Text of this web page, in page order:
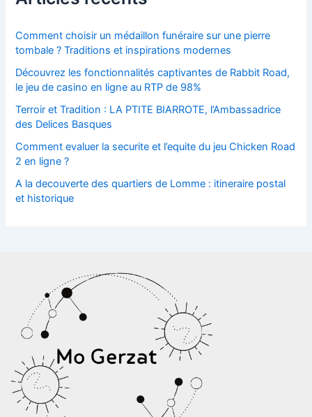
Comment choisir un médaillon funéraire sur une pierre
tombale ? Traditions et inspirations modernes
Découvrez les fonctionnalités captivantes de Rabbit Road,
le jeu de casino en ligne au RTP de 98%
Terroir et Tradition : LA PTITE BIARROTE, l’Ambassadrice
des Delices Basques
Comment evaluer la securite et l’equite du jeu Chicken Road
2 en ligne ?
A la decouverte des quartiers de Lomme : itineraire postal
et historique